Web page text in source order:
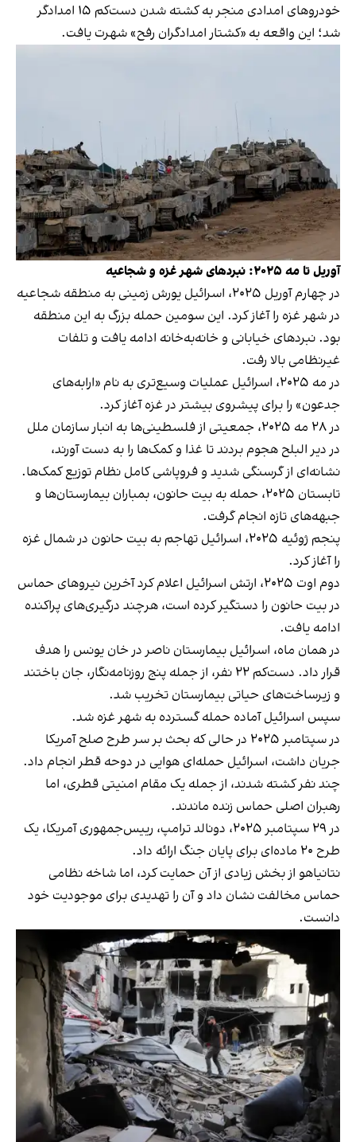
خودروهای امدادی منجر به کشته شدن دست‌کم ۱۵ امدادگر
شد؛ این واقعه به «کشتار امدادگران رفح» شهرت یافت.
آوریل تا مه ۲۰۲۵: نبردهای شهر غزه‌ و شجاعیه
در چهارم آوریل ۲۰۲۵، اسرائیل یورش زمینی به منطقه شجاعیه
در شهر غزه‌ را آغاز کرد. این سومین حمله بزرگ به این منطقه
بود. نبردهای خیابانی و خانه‌به‌خانه ادامه یافت و تلفات
غیرنظامی بالا رفت.
در مه ۲۰۲۵، اسرائیل عملیات وسیع‌تری به نام «ارابه‌های
جدعون» را برای پیشروی بیشتر در غزه آغاز کرد.
در ۲۸ مه ۲۰۲۵، جمعیتی از فلسطینی‌ها به انبار سازمان ملل
در دیر البلح هجوم بردند تا غذا و کمک‌ها را به دست آورند،
نشانه‌ای از گرسنگی شدید و فروپاشی کامل نظام توزیع کمک‌ها.
تابستان ۲۰۲۵، حمله به بیت‌ حانون، بمباران بیمارستان‌ها و
جبهه‌های تازه انجام گرفت.
پنجم ژوئیه ۲۰۲۵، اسرائیل تهاجم به بیت‌ حانون در شمال غزه
را آغاز کرد.
دوم اوت ۲۰۲۵، ارتش اسرائیل اعلام کرد آخرین نیروهای حماس
در بیت‌ حانون را دستگیر کرده است، هرچند درگیری‌های پراکنده
ادامه یافت.
در همان ماه، اسرائیل بیمارستان ناصر در خان‌ یونس را هدف
قرار داد. دست‌کم ۲۲ نفر، از جمله پنج روزنامه‌نگار، جان باختند
و زیرساخت‌های حیاتی بیمارستان تخریب شد.
سپس اسرائیل آماده حمله گسترده به شهر غزه‌ شد.
در سپتامبر ۲۰۲۵ در حالی‌ که بحث بر سر طرح صلح آمریکا
جریان داشت، اسرائیل حمله‌ای هوایی در دوحه قطر انجام داد.
چند نفر کشته شدند، از جمله یک مقام امنیتی قطری، اما
رهبران اصلی حماس زنده ماندند.
در ۲۹ سپتامبر ۲۰۲۵، دونالد ترامپ، رییس‌جمهوری آمریکا، یک
طرح ۲۰ ماده‌ای برای پایان جنگ ارائه داد.
نتانیاهو از بخش زیادی از آن حمایت کرد، اما شاخه نظامی
حماس مخالفت نشان داد و آن را تهدیدی برای موجودیت خود
دانست.